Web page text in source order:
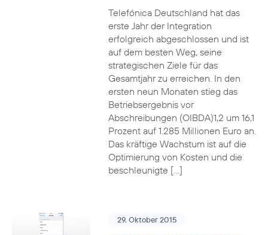
Telefónica Deutschland hat das
erste Jahr der Integration
erfolgreich abgeschlossen und ist
auf dem besten Weg, seine
strategischen Ziele für das
Gesamtjahr zu erreichen. In den
ersten neun Monaten stieg das
Betriebsergebnis vor
Abschreibungen (OIBDA)1,2 um 16,1
Prozent auf 1.285 Millionen Euro an.
Das kräftige Wachstum ist auf die
Optimierung von Kosten und die
beschleunigte […]
29. Oktober 2015